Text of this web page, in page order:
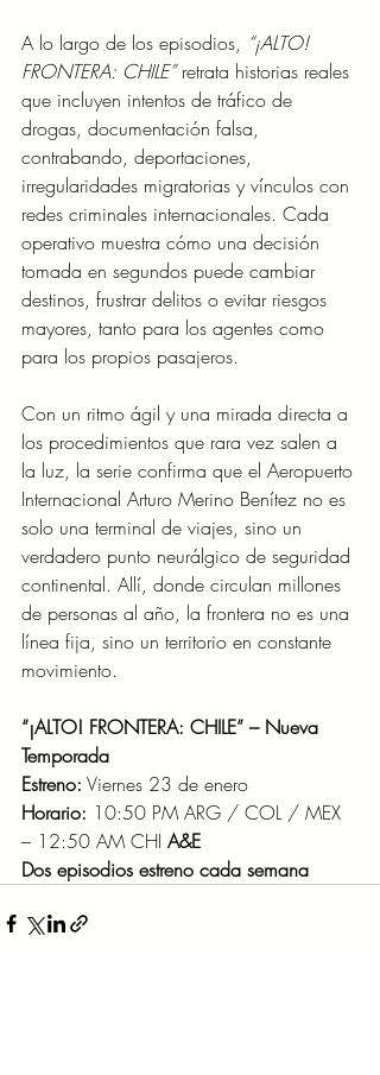
A lo largo de los episodios, “¡ALTO!
FRONTERA: CHILE” retrata historias reales
que incluyen intentos de tráfico de
drogas, documentación falsa,
contrabando, deportaciones,
irregularidades migratorias y vínculos con
redes criminales internacionales. Cada
operativo muestra cómo una decisión
tomada en segundos puede cambiar
destinos, frustrar delitos o evitar riesgos
mayores, tanto para los agentes como
para los propios pasajeros.
Con un ritmo ágil y una mirada directa a
los procedimientos que rara vez salen a
la luz, la serie confirma que el Aeropuerto
Internacional Arturo Merino Benítez no es
solo una terminal de viajes, sino un
verdadero punto neurálgico de seguridad
continental. Allí, donde circulan millones
de personas al año, la frontera no es una
línea fija, sino un territorio en constante
movimiento.
“¡ALTO! FRONTERA: CHILE” – Nueva
Temporada
Estreno: Viernes 23 de enero
Horario: 10:50 PM ARG / COL / MEX
– 12:50 AM CHI A&E
Dos episodios estreno cada semana